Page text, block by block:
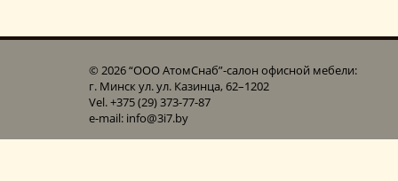
© 2026 “ООО АтомСнаб”-cалон офисной мебели:
г. Минск ул. ул. Казинца, 62–1202
Vel. +375 (29) 373-77-87
e-mail: info@3i7.by